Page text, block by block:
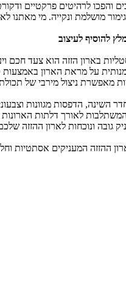
מושלמת ונקייה. מי מאתנו
להוסיף לעיצוב
בארון הזזה הוא צעד חכם
על מראת הארון באמצעות
מאפשרת ניצול מירבי של
השינה, הדפסות מגוונות
המשתלבות לאורך דלתות הארונות
גובה ונוכחות לארון ההזזה
ההזזה המעניקים אסתטיות